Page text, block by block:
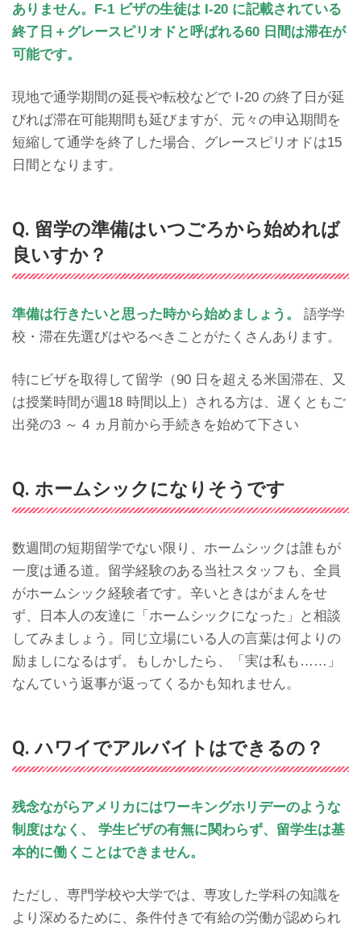
ありません。F-1 ビザの生徒は I-20 に記載されている
終了日＋グレースピリオドと呼ばれる60 日間は滞在が
可能です。
現地で通学期間の延長や転校などで I-20 の終了日が延
びれば滞在可能期間も延びますが、元々の申込期間を
短縮して通学を終了した場合、グレースピリオドは15
日間となります。
Q. 留学の準備はいつごろから始めれば
良いすか？
準備は行きたいと思った時から始めましょう。
語学学
校・滞在先選びはやるべきことがたくさんあります。
特にビザを取得して留学（90 日を超える米国滞在、又
は授業時間が週18 時間以上）される方は、遅くともご
出発の3 ～ 4 ヵ月前から手続きを始めて下さい
Q. ホームシックになりそうです
数週間の短期留学でない限り、ホームシックは誰もが
一度は通る道。留学経験のある当社スタッフも、全員
がホームシック経験者です。辛いときはがまんをせ
ず、日本人の友達に「ホームシックになった」と相談
してみましょう。同じ立場にいる人の言葉は何よりの
励ましになるはず。もしかしたら、「実は私も……」
なんていう返事が返ってくるかも知れません。
Q. ハワイでアルバイトはできるの？
残念ながらアメリカにはワーキングホリデーのような
制度はなく、 学生ビザの有無に関わらず、留学生は基
本的に働くことはできません。
ただし、専門学校や大学では、専攻した学科の知識を
より深めるために、条件付きで有給の労働が認められ